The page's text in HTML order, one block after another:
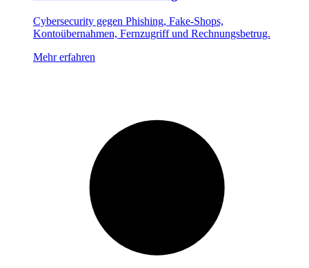
Cybersecurity gegen Phishing, Fake‑Shops,
Kontoübernahmen, Fernzugriff und Rechnungsbetrug.
Mehr erfahren